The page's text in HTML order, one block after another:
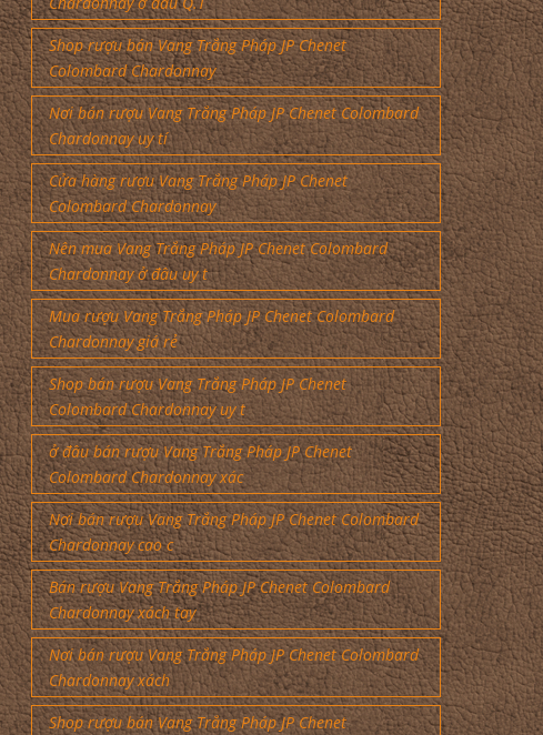
Shop rượu bán Vang Trắng Pháp JP Chenet
Colombard Chardonnay
Nơi bán rượu Vang Trắng Pháp JP Chenet Colombard
Chardonnay uy tí
Cửa hàng rượu Vang Trắng Pháp JP Chenet
Colombard Chardonnay
Nên mua Vang Trắng Pháp JP Chenet Colombard
Chardonnay ở đâu uy t
Mua rượu Vang Trắng Pháp JP Chenet Colombard
Chardonnay giá rẻ
Shop bán rượu Vang Trắng Pháp JP Chenet
Colombard Chardonnay uy t
ở đâu bán rượu Vang Trắng Pháp JP Chenet
Colombard Chardonnay xác
Nơi bán rượu Vang Trắng Pháp JP Chenet Colombard
Chardonnay cao c
Bán rượu Vang Trắng Pháp JP Chenet Colombard
Chardonnay xách tay
Nơi bán rượu Vang Trắng Pháp JP Chenet Colombard
Chardonnay xách
Shop rượu bán Vang Trắng Pháp JP Chenet